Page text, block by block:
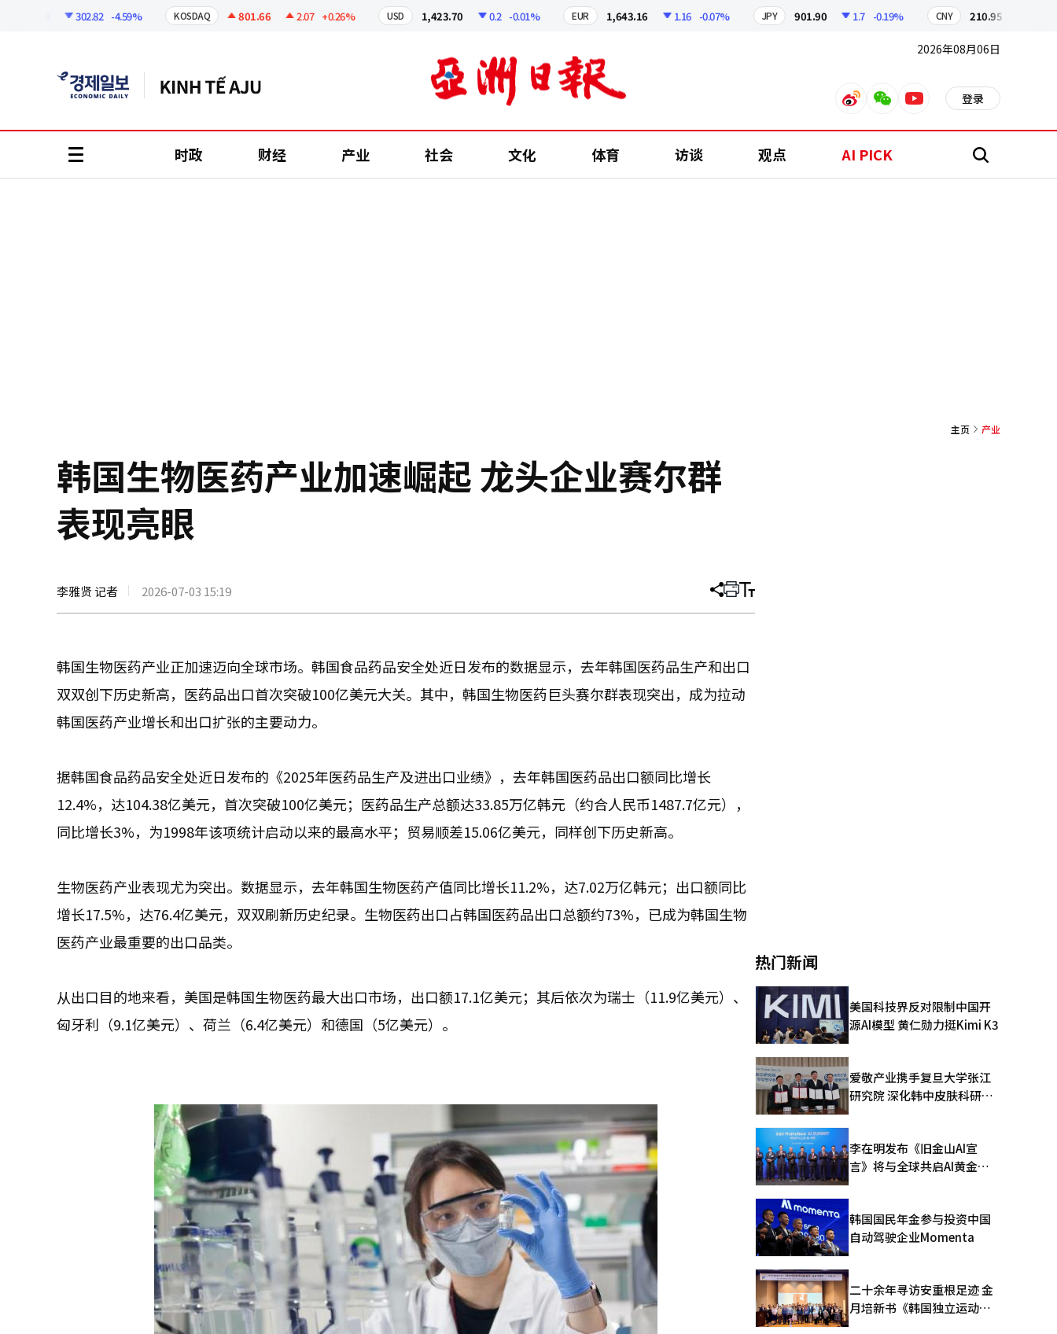
302.82 -4.59% KOSDAQ 801.66 2.07 +0.26% USD 1,423.70 0.2 -0.01% EUR 1,643.16 1.16 -0.07% 901.90 1.7 -0.19% CNY 210.95
2026年08月06日
weiboweixinyoutube 登录
时政 财经 产业 社会 文化 体育 访谈 观点 AI PICK 搜
主页 产业
韩国生物医药产业加速崛起 龙头企业赛尔群
表现亮眼
李雅贤 记者 2026-07-03 15:19 分
文
打 调
大
韩国生物医药产业正加速迈向全球市场。韩国食品药品安全处近日发布的数据显示，去年韩国医药品生产和出口
双双创下历史新高，医药品出口首次突破100亿美元大关。其中，韩国生物医药巨头赛尔群表现突出，成为拉动
韩国医药产业增长和出口扩张的主要动力。
据韩国食品药品安全处近日发布的《2025年医药品生产及进出口业绩》，去年韩国医药品出口额同比增长
12.4%，达104.38亿美元，首次突破100亿美元；医药品生产总额达33.85万亿韩元（约合人民币1487.7亿元），
同比增长3%，为1998年该项统计启动以来的最高水平；贸易顺差15.06亿美元，同样创下历史新高。
生物医药产业表现尤为突出。数据显示，去年韩国生物医药产值同比增长11.2%，达7.02万亿韩元；出口额同比
增长17.5%，达76.4亿美元，双双刷新历史纪录。生物医药出口占韩国医药品出口总额约73%，已成为韩国生物
医药产业最重要的出口品类。
从出口目的地来看，美国是韩国生物医药最大出口市场，出口额17.1亿美元；其后依次为瑞士（11.9亿美元）、
匈牙利（9.1亿美元）、荷兰（6.4亿美元）和德国（5亿美元）。
热门新闻
美国科技界反对限制中国开
源AI模型 黄仁勋力挺Kimi K3
爱敬产业携手复旦大学张江
研究院 深化韩中皮肤科研合
李在明发布《旧金山AI宣
言》将与全球共启AI黄金时
韩国国民年金参与投资中国
自动驾驶企业Momenta
二十余年寻访安重根足迹 金
月培新书《韩国独立运动圣